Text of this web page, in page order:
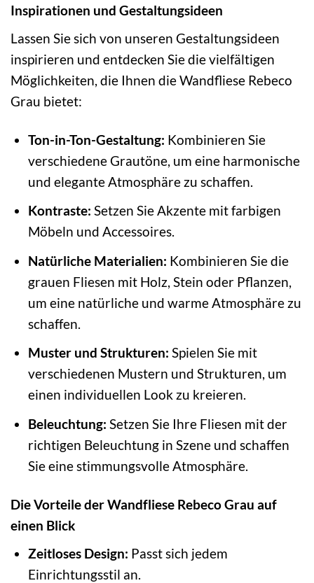
Inspirationen und Gestaltungsideen
Lassen Sie sich von unseren Gestaltungsideen
inspirieren und entdecken Sie die vielfältigen
Möglichkeiten, die Ihnen die Wandfliese Rebeco
Grau bietet:
Ton-in-Ton-Gestaltung: Kombinieren Sie
verschiedene Grautöne, um eine harmonische
und elegante Atmosphäre zu schaffen.
Kontraste: Setzen Sie Akzente mit farbigen
Möbeln und Accessoires.
Natürliche Materialien: Kombinieren Sie die
grauen Fliesen mit Holz, Stein oder Pflanzen,
um eine natürliche und warme Atmosphäre zu
schaffen.
Muster und Strukturen: Spielen Sie mit
verschiedenen Mustern und Strukturen, um
einen individuellen Look zu kreieren.
Beleuchtung: Setzen Sie Ihre Fliesen mit der
richtigen Beleuchtung in Szene und schaffen
Sie eine stimmungsvolle Atmosphäre.
Die Vorteile der Wandfliese Rebeco Grau auf
einen Blick
Zeitloses Design: Passt sich jedem
Einrichtungsstil an.